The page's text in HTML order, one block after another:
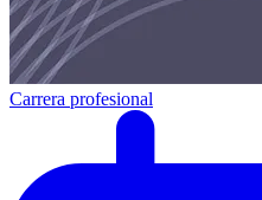
Carrera profesional